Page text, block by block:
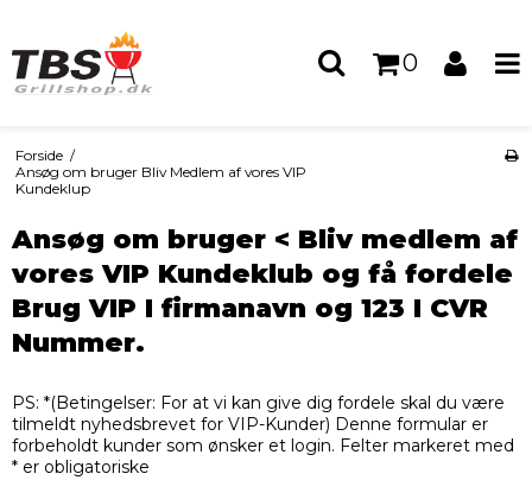
0
Forside /
Ansøg om bruger Bliv Medlem af vores VIP
Kundeklup
Ansøg om bruger < Bliv medlem af
vores VIP Kundeklub og få fordele
Brug VIP I firmanavn og 123 I CVR
Nummer.
PS: *(Betingelser: For at vi kan give dig fordele skal du være
tilmeldt nyhedsbrevet for VIP-Kunder) Denne formular er
forbeholdt kunder som ønsker et login. Felter markeret med
* er obligatoriske